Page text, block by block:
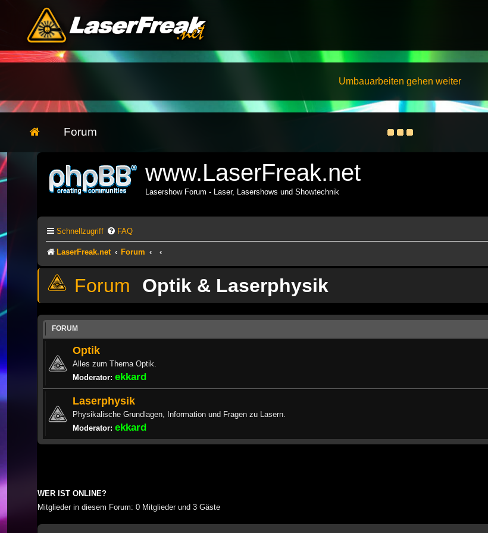
Umbauarbeiten gehen weiter
Forum
www.LaserFreak.net
Lasershow Forum - Laser, Lasershows und Showtechnik
Schnellzugriff FAQ
LaserFreak.net Forum
Optik & Laserphysik
FORUM
Optik
Alles zum Thema Optik.
Moderator: ekkard
Laserphysik
Physikalische Grundlagen, Information und Fragen zu Lasern.
Moderator: ekkard
WER IST ONLINE?
Mitglieder in diesem Forum: 0 Mitglieder und 3 Gäste